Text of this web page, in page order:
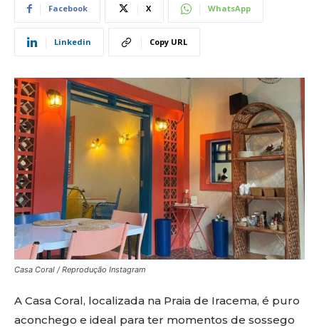
Facebook X WhatsApp
Linkedin Copy URL
Casa Coral / Reprodução Instagram
A Casa Coral, localizada na Praia de Iracema, é puro
aconchego e ideal para ter momentos de sossego